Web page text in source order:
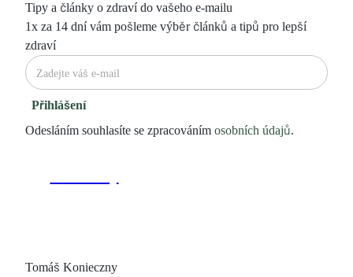
Tipy a články o zdraví do vašeho e-mailu
1x za 14 dní vám pošleme výběr článků a tipů pro lepší
zdraví
Přihlášení
Odesláním souhlasíte se zpracováním osobních údajů.
Tomáš Konieczny